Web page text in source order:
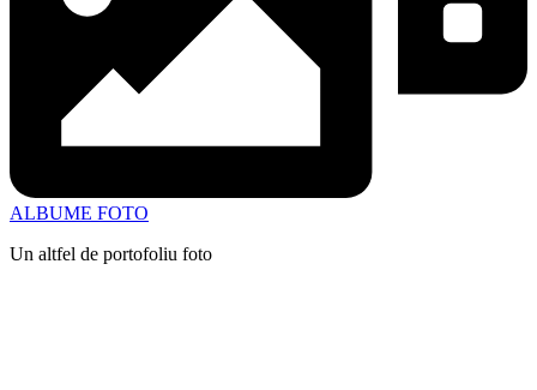
ALBUME FOTO
Un altfel de portofoliu foto